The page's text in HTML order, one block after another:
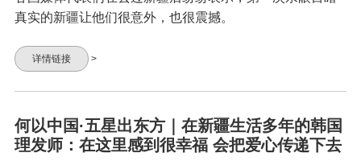
真实的新疆让他们很意外，也很震撼。
详情链接 >
何以中国·五星出东方｜在新疆生活多年的韩国
理发师：在这里感到很幸福 会把爱心传递下去